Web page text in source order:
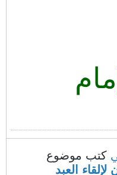
كتب موضوع
العبد